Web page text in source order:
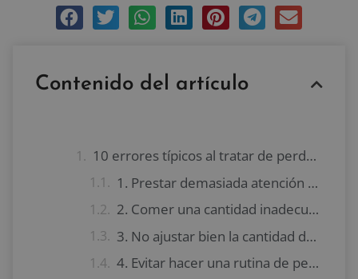
Contenido del artículo
10 errores típicos al tratar de perder peso
1. Prestar demasiada atención a la báscula
2. Comer una cantidad inadecuada de calorías
3. No ajustar bien la cantidad de ejercicio que hacemos
4. Evitar hacer una rutina de pesas